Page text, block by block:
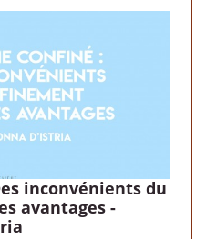
inconvénients du
avantages -